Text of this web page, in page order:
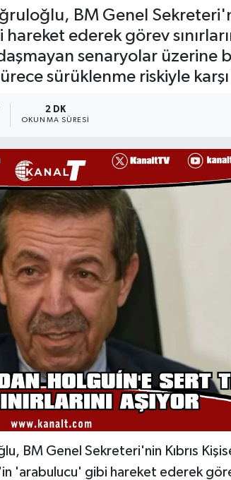
BM Genel
ederek görev
senaryolar üzerine
sürüklenme riskiyle
2 DK
OKUNMA SÜRESI
BM Genel Sekreteri'nin Kıbrıs
'arabulucu' gibi hareket ederek